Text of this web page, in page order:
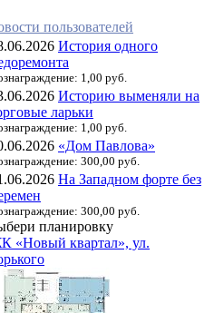
пользователей
История одного
1,00 руб.
Историю выменяли на
ларьки
1,00 руб.
«Дом Павлова»
300,00 руб.
На Западном форте без
300,00 руб.
планировку
«Новый квартал», ул.